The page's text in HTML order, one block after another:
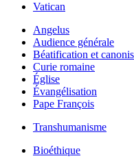
Vatican
Angelus
Audience générale
Béatification et
Curie romaine
Église
Évangélisation
Pape François
Transhumanisme
Bioéthique